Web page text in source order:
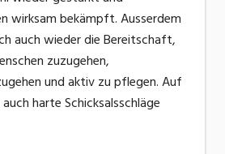
wirksam bekämpft. Ausserdem
auch wieder die Bereitschaft,
zuzugehen,
und aktiv zu pflegen. Auf
harte Schicksalsschläge